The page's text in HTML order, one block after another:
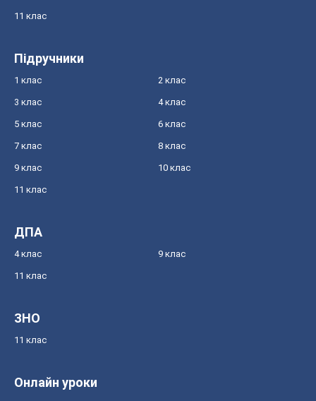
11 клас
Підручники
1 клас 2 клас
3 клас 4 клас
5 клас 6 клас
7 клас 8 клас
9 клас 10 клас
11 клас
ДПА
4 клас 9 клас
11 клас
ЗНО
11 клас
Онлайн уроки